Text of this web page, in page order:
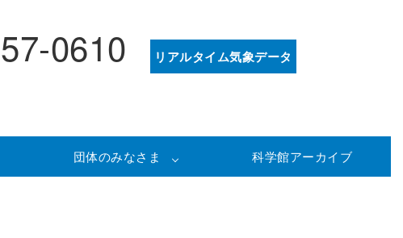
57-0610 リアルタイム気象データ
団体のみなさま 科学館アーカイブ